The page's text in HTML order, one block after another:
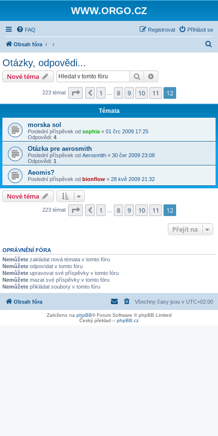
WWW.ORGO.CZ
FAQ Přihlásit se
Registrovat
Obsah fóra
Otázky, odpovědi...
Nové téma Hledat
223 témat Stránka 12 z12
Předchozí
1 8 9 10 11 12
Témata
morska sol
Poslední příspěvek od sophia « 01 črc 2009 17:25
Odpovědi: 4
Otázka pre aerosmith
Poslední příspěvek od Aerosmith « 30 čer 2009 23:08
Odpovědi: 1
Aeomis?
Poslední příspěvek od bionflow « 28 kvě 2009 21:32
Nové téma
223 témat Stránka 12 z12
Předchozí
1 8 9 10 11 12
Přejít na
OPRÁVNĚNÍ FÓRA
Nemůžete zakládat nová témata v tomto fóru
Nemůžete odpovídat v tomto fóru
Nemůžete upravovat své příspěvky v tomto fóru
Nemůžete mazat své příspěvky v tomto fóru
Nemůžete přikládat soubory v tomto fóru
Obsah fóra Všechny časy jsou v UTC+02:00
Založeno na phpBB® Forum Software © phpBB Limited
Český překlad – phpBB.cz